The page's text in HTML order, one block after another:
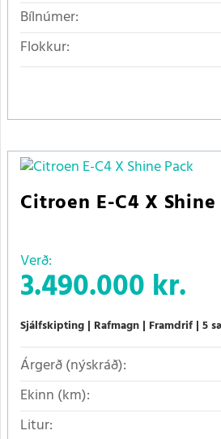
Bílnúmer:
Flokkur:
Citroen E-C4 X Shine
Verð:
3.490.000 kr.
Sjálfskipting Rafmagn Framdrif 5
Árgerð (nýskráð):
Ekinn (km):
Litur: